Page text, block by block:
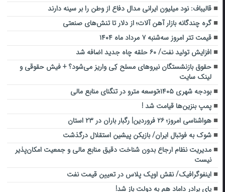
قالیباف: نود میلیون ایرانی مدال دفاع از وطن را بر سینه دارند
گره چندگانه بازار آهن آلات؛ از دلار تا تنش‌های صنعتی
قیمت تتر امروز سه‌شنبه ۷ مرداد ماه ۱۴۰۴
افزایش تولید نفت/ ۶۰ حلقه چاه جدید اضافه شد
حقوق بازنشستگان نیرو‌های مسلح کِی واریز می‌شود؟ + فیش حقوقی و
لینک سایت
بودجه شهری ۱۴۰۵؛توسعه مترو در تنگنای منابع مالی
پمپ بنزین‌ها قیامت شد !
هواشناسی امروز؛ ۲۶ فروردین| رگبار باران در ۲۳ استان
شوک به فوتبال ایران/ بازیکن پیشین استقلال درگذشت
مدیریت نظام ارجاع بدون شناخت دقیق منابع مالی و جمعیت امکان‌پذیر
نیست
اینفوگرافیک/ نقش اوپک پلاس در تعیین قیمت نفت
پای برادر داماد هم به دولت باز شد!